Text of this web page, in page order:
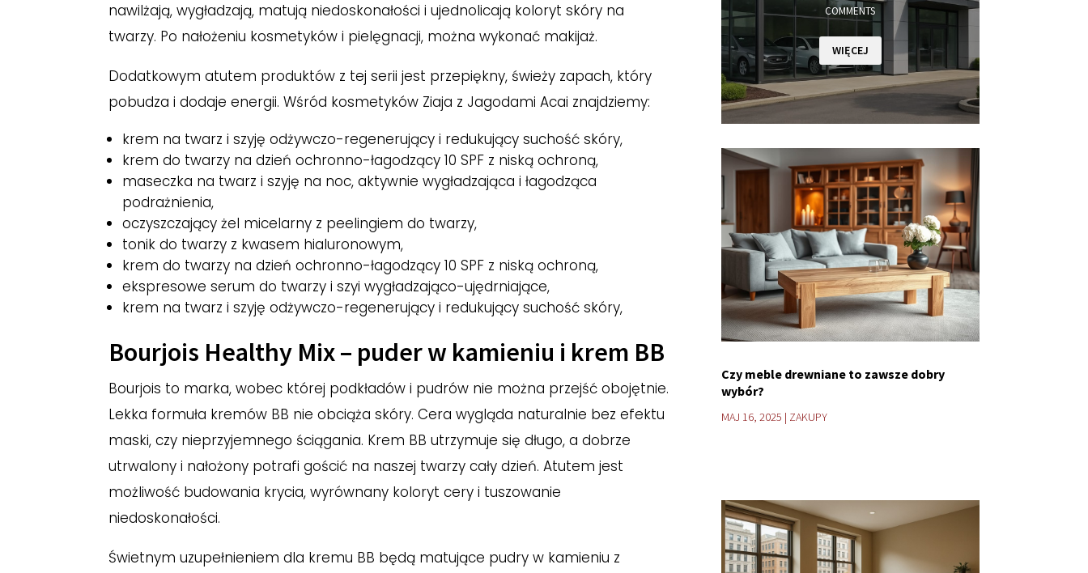
nawilżają, wygładzają, matują niedoskonałości i ujednolicają koloryt skóry na
twarzy. Po nałożeniu kosmetyków i pielęgnacji, można wykonać makijaż.
Dodatkowym atutem produktów z tej serii jest przepiękny, świeży zapach, który
pobudza i dodaje energii. Wśród kosmetyków Ziaja z Jagodami Acai znajdziemy:
krem na twarz i szyję odżywczo-regenerujący i redukujący suchość skóry,
krem do twarzy na dzień ochronno-łagodzący 10 SPF z niską ochroną,
maseczka na twarz i szyję na noc, aktywnie wygładzająca i łagodząca
podrażnienia,
oczyszczający żel micelarny z peelingiem do twarzy,
tonik do twarzy z kwasem hialuronowym,
krem do twarzy na dzień ochronno-łagodzący 10 SPF z niską ochroną,
ekspresowe serum do twarzy i szyi wygładzająco-ujędrniające,
krem na twarz i szyję odżywczo-regenerujący i redukujący suchość skóry,
Bourjois Healthy Mix – puder w kamieniu i krem BB
Bourjois to marka, wobec której podkładów i pudrów nie można przejść obojętnie.
Lekka formuła kremów BB nie obciąża skóry. Cera wygląda naturalnie bez efektu
maski, czy nieprzyjemnego ściągania. Krem BB utrzymuje się długo, a dobrze
utrwalony i nałożony potrafi gościć na naszej twarzy cały dzień. Atutem jest
możliwość budowania krycia, wyrównany koloryt cery i tuszowanie
niedoskonałości.
Świetnym uzupełnieniem dla kremu BB będą matujące pudry w kamieniu z
COMMENTS
WIĘCEJ
Czy meble drewniane to zawsze dobry
wybór?
MAJ 16, 2025 | ZAKUPY